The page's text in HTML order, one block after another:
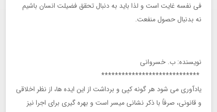
فی نفسه غایت است و لذا باید به دنبال تحقق فضیلت انسان باشیم
نه بدنبال حصول منفعت.
نویسنده: ب. خسروانی
*****************************
یادآوری می شود هر گونه کپی و برداشت از این ایده ها، از نظر اخلاقی
و قانونی، صرفاً با ذکر نشانی میسر است و بهره گیری برای اجرا نیز